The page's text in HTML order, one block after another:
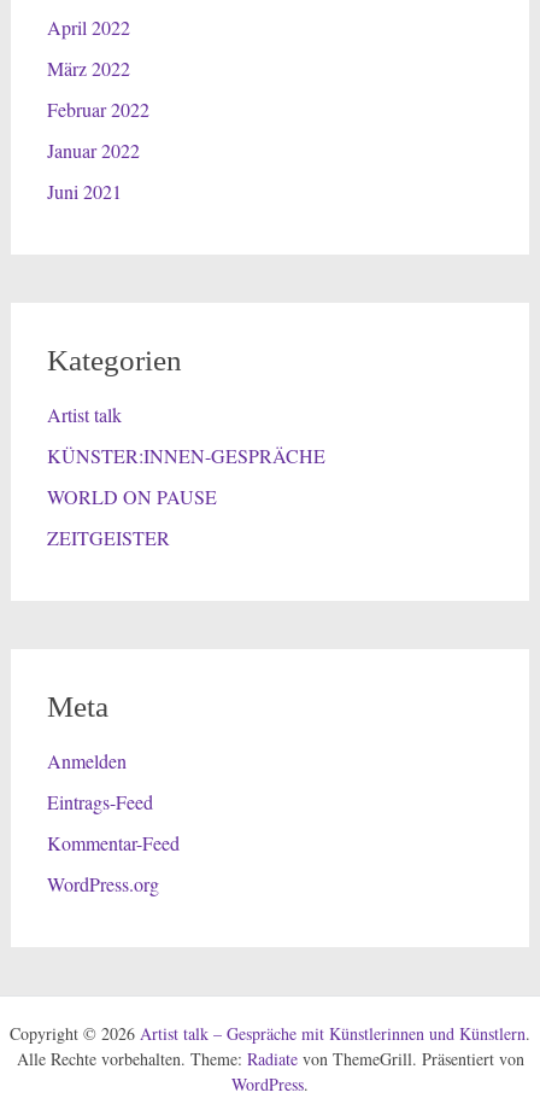
April 2022
März 2022
Februar 2022
Januar 2022
Juni 2021
Kategorien
Artist talk
KÜNSTER:INNEN-GESPRÄCHE
WORLD ON PAUSE
ZEITGEISTER
Meta
Anmelden
Eintrags-Feed
Kommentar-Feed
WordPress.org
Copyright © 2026 Artist talk – Gespräche mit Künstlerinnen und Künstlern.
Alle Rechte vorbehalten. Theme: Radiatevon ThemeGrill. Präsentiert von
WordPress.